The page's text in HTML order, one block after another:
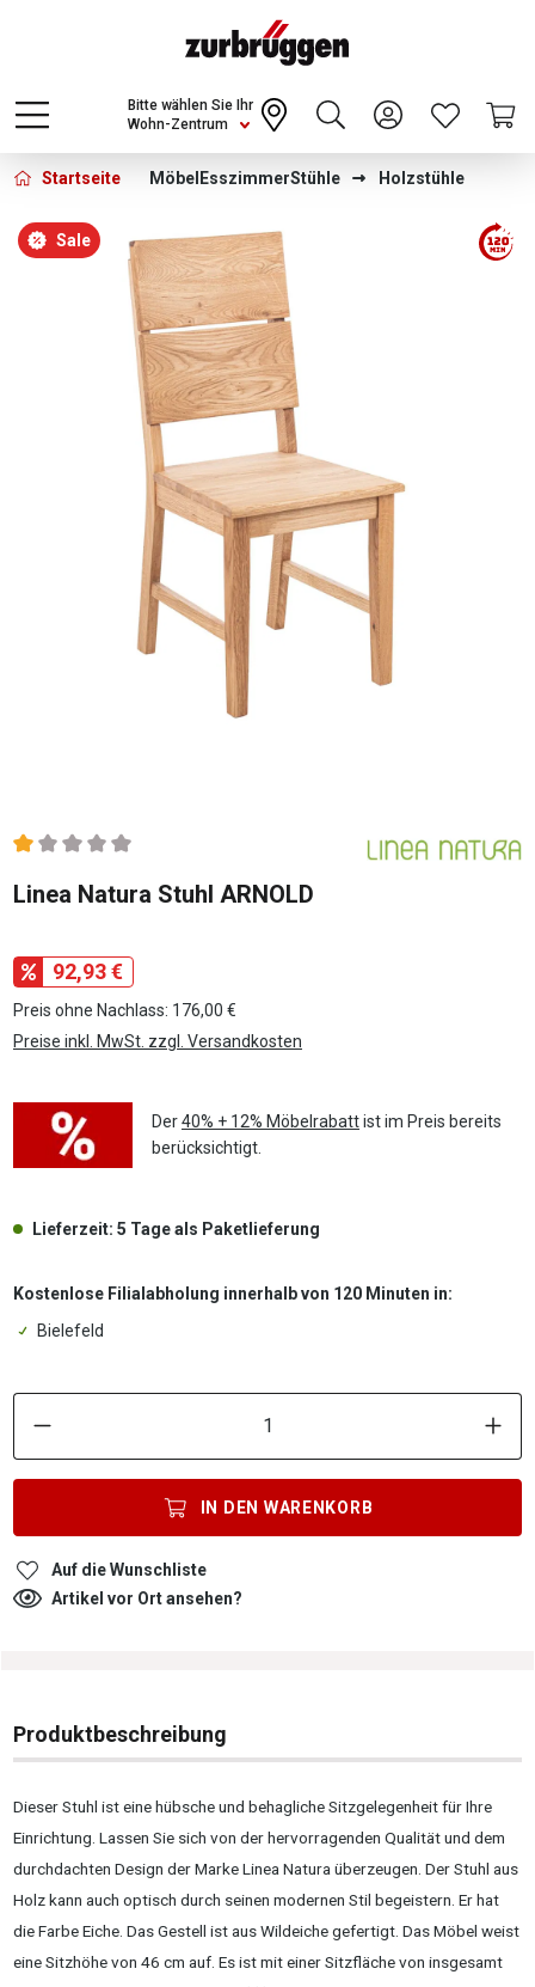
Choose a different country or region to see
content for your location and shop online
CONTINUE
Wohn-Zentrum
Bitte wählen Sie Ihr
Startseite Möbel EsszimmerStühle Holzstühle
Bildergalerie überspringen
Sale
Durchschnittliche Bewertung von 1 von 5 Sternen
Linea Natura Stuhl ARNOLD
92,93 €
Preis ohne Nachlass: 176,00 €
Preise inkl. MwSt. zzgl. Versandkosten
Der40% + 12% Möbelrabattist im Preis bereits
berücksichtigt.
Lieferzeit: 5 Tage als Paketlieferung
Kostenlose Filialabholung innerhalb von 120 Minuten in:
Bielefeld
IN DEN WARENKORB
Auf die Wunschliste
Artikel vor Ort ansehen?
Produktbeschreibung
Dieser Stuhl ist eine hübsche und behagliche Sitzgelegenheit für Ihre
Einrichtung. Lassen Sie sich von der hervorragenden Qualität und dem
durchdachten Design der Marke Linea Natura überzeugen. Der Stuhl aus
Holz kann auch optisch durch seinen modernen Stil begeistern. Er hat
die Farbe Eiche. Das Gestell ist aus Wildeiche gefertigt. Das Möbel weist
eine Sitzhöhe von 46 cm auf. Es ist mit einer Sitzfläche von insgesamt